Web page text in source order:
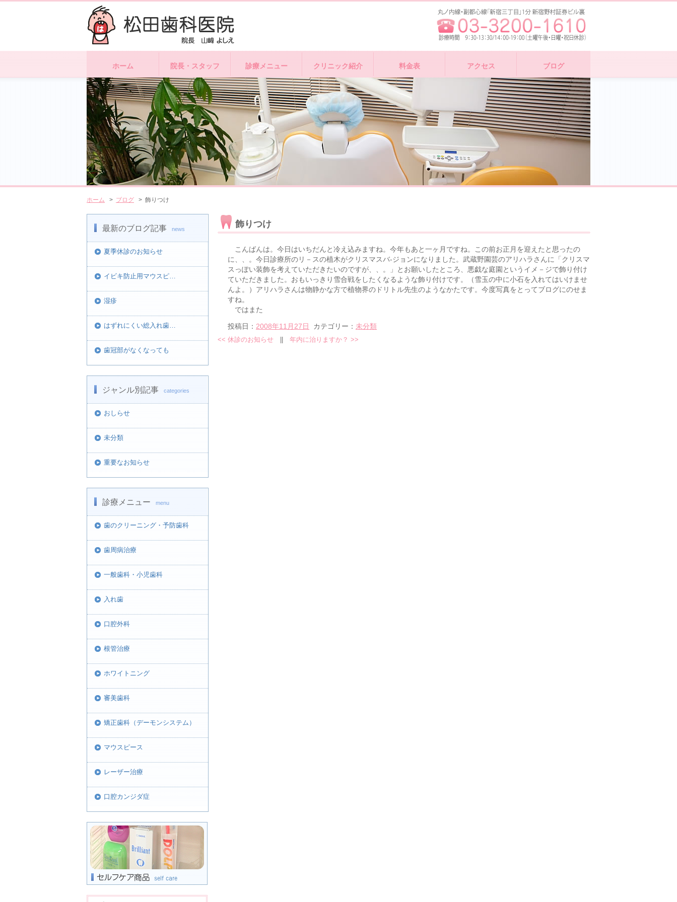
ホーム 院長・スタッフ 診療メニュー クリニック紹介 料金表 アクセス ブログ
最新のブログ記事 news
夏季休診のお知らせ
イビキ防止用マウスピ…
湿疹
はずれにくい総入れ歯…
歯冠部がなくなっても
ジャンル別記事 categories
おしらせ
未分類
重要なお知らせ
診療メニュー menu
歯のクリーニング・予防歯科
歯周病治療
一般歯科・小児歯科
入れ歯
口腔外科
根管治療
ホワイトニング
審美歯科
矯正歯科（デーモンシステム）
マウスピース
レーザー治療
口腔カンジダ症
ホーム > ブログ > 飾りつけ
飾りつけ
こんばんは。今日はいちだんと冷え込みますね。今年もあと一ヶ月ですね。この前お正月を迎えたと思ったの
に、、。今日診療所のリ－スの植木がクリスマスバ-ジョンになりました。武蔵野園芸のアリハラさんに「クリスマ
スっぽい装飾を考えていただきたいのですが、、。」とお願いしたところ、悪戯な庭園というイメ－ジで飾り付け
ていただきました。おもいっきり雪合戦をしたくなるような飾り付けです。（雪玉の中に小石を入れてはいけませ
んよ。）アリハラさんは物静かな方で植物界のドリトル先生のようなかたです。今度写真をとってブログにのせま
すね。
ではまた
投稿日： 2008年11月27日 カテゴリー： 未分類
<< 休診のお知らせ 年内に治りますか？ >>